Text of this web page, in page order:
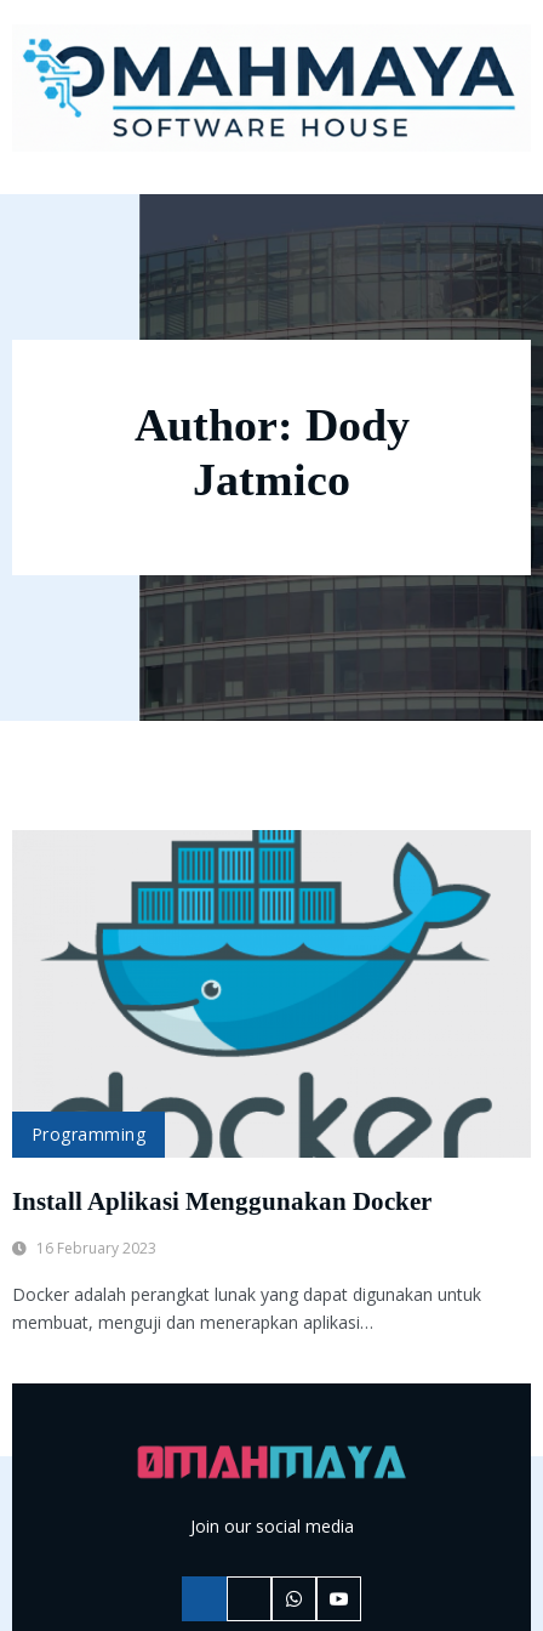
Author: Dody
Jatmico
Programming
Install Aplikasi Menggunakan Docker
16 February 2023
Docker adalah perangkat lunak yang dapat digunakan untuk
membuat, menguji dan menerapkan aplikasi…
Join our social media